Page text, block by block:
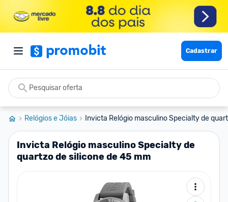
Cadastrar
Relógios e Jóias Invicta Relógio masculino Specialty de
Invicta Relógio masculino Specialty de
quartzo de silicone de 45 mm